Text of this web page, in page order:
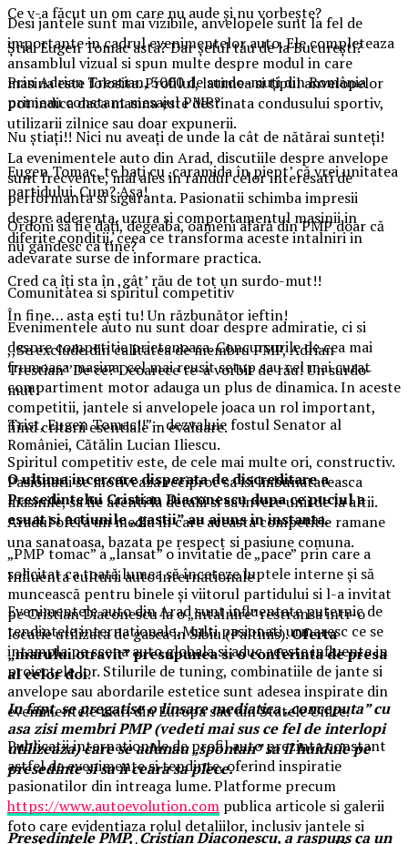
Ce v-a făcut un om care nu aude și nu vorbește?
Știai Eugen Tomac asta? Dar șeful tău de la București?
Prin Adrian Trestian, 3000 de surdo-muți din România
primeau constant mesajul PMP?
Nu știați!! Nici nu aveați de unde la cât de nătărai sunteți!
Eugen Tomac, te bați cu ,caramida în piept’ că vrei unitatea
partidului. Cum? Așa!
Ordoni să fie dați, degeaba, oameni afară din PMP doar că
nu gândesc ca tine?
Cred ca îți sta în ,gât’ rău de tot un surdo-mut!!
În fine… asta ești tu! Un răzbunător ieftin!
,,Se exclude din calitatea de membru PMP, Adrian
Trestian’’De ce? Deoarece te-a vorbit de rău! Un surdo-
mut!
Trist, Eugen Tomac!!” – dezvaluie fostul Senator al
României, Cătălin Lucian Iliescu.
O ultima incercare disperata de discreditare a
Presedintelui Cristian Diaconescu dupa ce puciul a
esuat si actiunile „gastii” au ajuns in instanta.
„PMP tomac” a „lansat” o invitatie de „pace” prin care a
solicitat ca toată lumea să înceteze luptele interne și să
muncească pentru binele și viitorul partidului si l-a invitat
pe Cristian Diaconescu la o „intalnire” restransa intr-o
locatie utilizata de gasca in Sibiu (Paltinis).Oferta
„marului otravit” presupunea si o conferinta de presa
al celor doi.
In fapt, se pregatise o linsare mediatica „conceputa” cu
asa zisi membri PMP (vedeti mai sus ce fel de interlopi
utilizeaza) care se adunau „spontan” sa il huiduie pe
presedinte si sa ii ceara sa plece.
Președintele PMP, Cristian Diaconescu, a raspuns ca un
Desi jantele sunt mai vizibile, anvelopele sunt la fel de
importante in cadrul evenimentelor auto. Ele completeaza
ansamblul vizual si spun multe despre modul in care
masina este folosita. Profilul, latimea si tipul anvelopelor
pot indica daca masina este destinata condusului sportiv,
utilizarii zilnice sau doar expunerii.
La evenimentele auto din Arad, discutiile despre anvelope
sunt frecvente, mai ales in randul celor interesati de
performanta si siguranta. Pasionatii schimba impresii
despre aderenta, uzura si comportamentul masinii in
diferite conditii, ceea ce transforma aceste intalniri in
adevarate surse de informare practica.
Comunitatea si spiritul competitiv
Evenimentele auto nu sunt doar despre admiratie, ci si
despre competitie prietenoasa. Concursurile de cea mai
frumoasa masina, cel mai reusit setup sau cel mai curat
compartiment motor adauga un plus de dinamica. In aceste
competitii, jantele si anvelopele joaca un rol important,
fiind criterii esentiale in evaluare.
Spiritul competitiv este, de cele mai multe ori, constructiv.
Pasionatii se motiveaza reciproc sa isi imbunatateasca
masinile, sa fie atenti la detalii si sa invete unii de la altii.
Aradul ofera un mediu in care aceasta competitie ramane
una sanatoasa, bazata pe respect si pasiune comuna.
Influenta culturii auto internationale
Evenimentele auto din Arad sunt influentate puternic de
tendintele internationale. Multi pasionati urmaresc ce se
intampla pe scena auto globala si aduc aceste influente in
proiectele lor. Stilurile de tuning, combinatiile de jante si
anvelope sau abordarile estetice sunt adesea inspirate din
evenimentele mari din Europa sau din Statele Unite.
Publicatii internationale de profil auto prezinta constant
astfel de evenimente si tendinte, oferind inspiratie
pasionatilor din intreaga lume. Platforme precum
https://www.autoevolution.com publica articole si galerii
foto care evidentiaza rolul detaliilor, inclusiv jantele si